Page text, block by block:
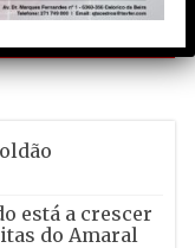
está a crescer
do Amaral